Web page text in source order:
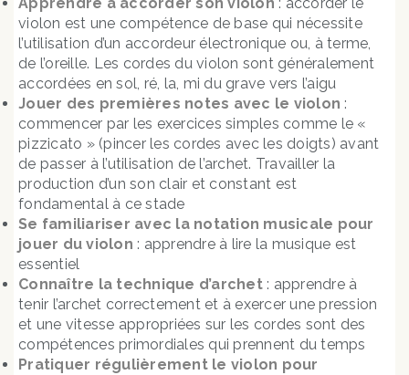
violon est une compétence de base qui nécessite
l’utilisation d’un accordeur électronique ou, à terme,
de l’oreille. Les cordes du violon sont généralement
accordées en sol, ré, la, mi du grave vers l’aigu
Jouer des premières notes avec le violon :
commencer par les exercices simples comme le «
pizzicato » (pincer les cordes avec les doigts) avant
de passer à l’utilisation de l’archet. Travailler la
production d’un son clair et constant est
fondamental à ce stade
Se familiariser avec la notation musicale pour
jouer du violon : apprendre à lire la musique est
essentiel
Connaître la technique d’archet: apprendre à
tenir l’archet correctement et à exercer une pression
et une vitesse appropriées sur les cordes sont des
compétences primordiales qui prennent du temps
Pratiquer régulièrement le violon pour